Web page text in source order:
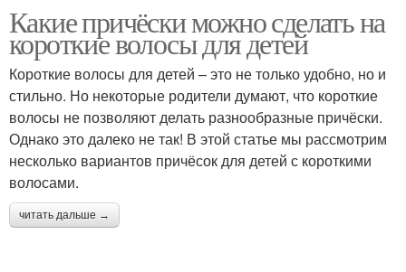
Какие причёски можно сделать на
короткие волосы для детей
Короткие волосы для детей – это не только удобно, но и
стильно. Но некоторые родители думают, что короткие
волосы не позволяют делать разнообразные причёски.
Однако это далеко не так! В этой статье мы рассмотрим
несколько вариантов причёсок для детей с короткими
волосами.
читать дальше →